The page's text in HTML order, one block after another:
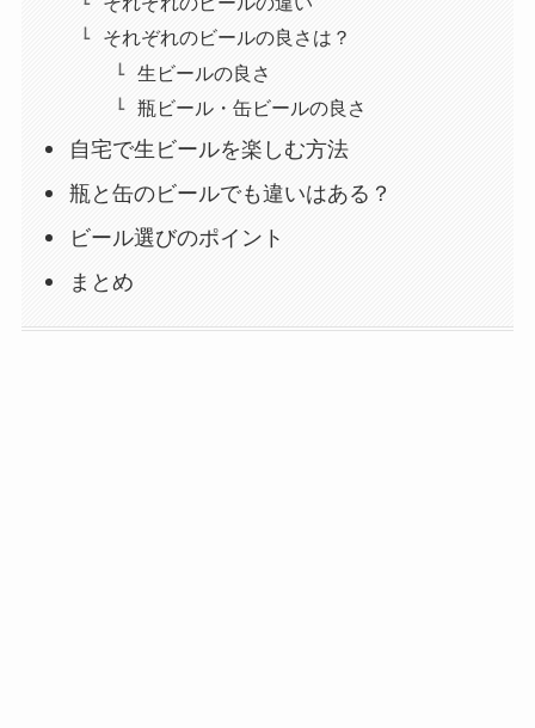
それぞれのビールの良さは？
生ビールの良さ
瓶ビール・缶ビールの良さ
自宅で生ビールを楽しむ方法
瓶と缶のビールでも違いはある？
ビール選びのポイント
まとめ